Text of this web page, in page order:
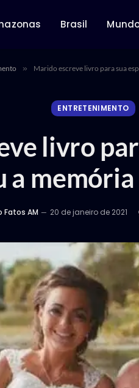
Brasil
» Marido escreve livro para sua
ENTRETENIMENTO
livro
a
Fatos AM 20 de janeiro de 2021